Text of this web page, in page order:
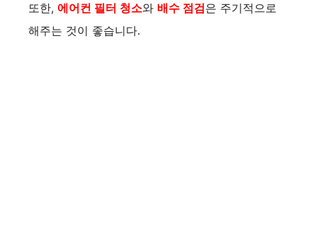
또한, 에어컨 필터 청소와 배수 점검은 주기적으로
해주는 것이 좋습니다.